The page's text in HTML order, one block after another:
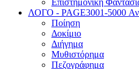
Επιστημονική
ΛΟΓΟ - PAGE3001-5000
Ποίηση
Δοκίμιο
Διήγημα
Μυθιστόρημα
Πεζογράφημα